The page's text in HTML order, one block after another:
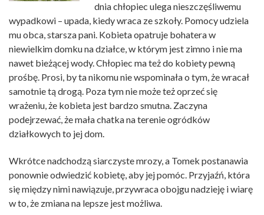
dnia chłopiec ulega nieszczęśliwemu
wypadkowi – upada, kiedy wraca ze szkoły. Pomocy udziela
mu obca, starsza pani. Kobieta opatruje bohatera w
niewielkim domku na działce, w którym jest zimno i nie ma
nawet bieżącej wody. Chłopiec ma też do kobiety pewną
prośbę. Prosi, by ta nikomu nie wspominała o tym, że wracał
samotnie tą drogą. Poza tym nie może też oprzeć się
wrażeniu, że kobieta jest bardzo smutna. Zaczyna
podejrzewać, że mała chatka na terenie ogródków
działkowych to jej dom.
Wkrótce nadchodzą siarczyste mrozy, a Tomek postanawia
ponownie odwiedzić kobietę, aby jej pomóc. Przyjaźń, która
się między nimi nawiązuje, przywraca obojgu nadzieję i wiarę
w to, że zmiana na lepsze jest możliwa.